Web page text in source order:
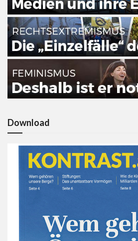
Download